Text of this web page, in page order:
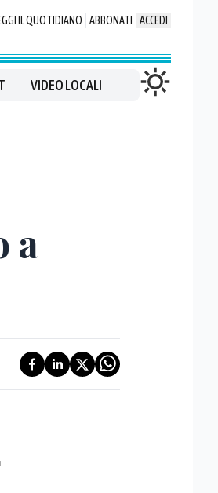
IL QUOTIDIANO ABBONATI ACCEDI
VIDEO LOCALI
a